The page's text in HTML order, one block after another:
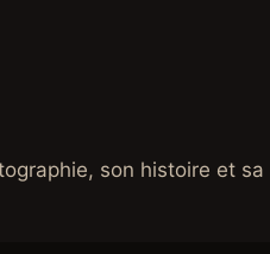
son histoire et sa